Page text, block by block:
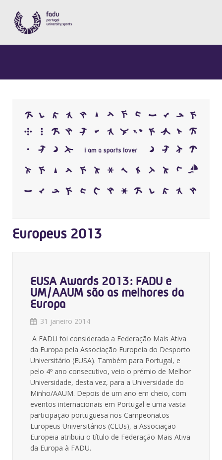
Europeus 2013
EUSA Awards 2013: FADU e
UM/AAUM são as melhores da
Europa
31 janeiro 2014
A FADU foi considerada a Federação Mais Ativa
da Europa pela Associação Europeia do Desporto
Universitário (EUSA). Também para Portugal, e
pelo 4º ano consecutivo, veio o prémio de Melhor
Universidade, desta vez, para a Universidade do
Minho/AAUM. Depois de um ano em cheio, com
eventos internacionais em Portugal e uma vasta
participação portuguesa nos Campeonatos
Europeus Universitários (CEUs), a Associação
Europeia atribuiu o título de Federação Mais Ativa
da Europa à FADU.